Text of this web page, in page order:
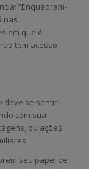
“Enquadram-
nas
em que é
tem acesso
deve se sentir
com sua
ou ações
seu papel de